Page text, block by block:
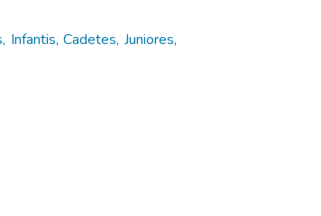
Cadetes, Juniores,